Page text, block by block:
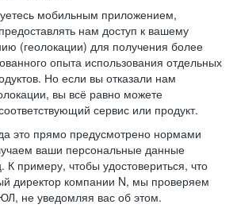
мобильным приложением,
нам доступ к вашему
(геолокации) для получения более
опыта использования отдельных
Но если вы отказали нам
вы всё равно можете
сервис или продукт.
это прямо предусмотрено нормами
ваши персональные данные
К примеру, чтобы удостовериться, что
директор компании N, мы проверяем
не уведомляя вас об этом.